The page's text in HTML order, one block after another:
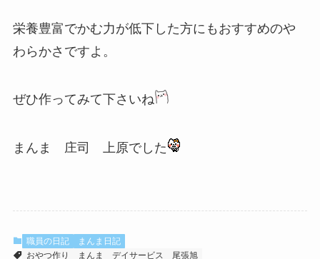
栄養豊富でかむ力が低下した方にもおすすめのや
わらかさですよ。
ぜひ作ってみて下さいね
まんま 庄司 上原でした
職員の日記
まんま日記
おやつ作り
まんま デイサービス 尾張旭